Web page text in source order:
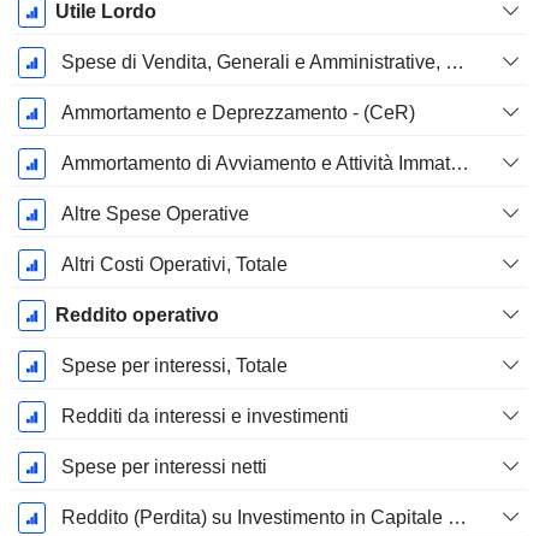
Utile Lordo
Spese di Vendita, Generali e Amministrative, Totale
Ammortamento e Deprezzamento - (CeR)
Ammortamento di Avviamento e Attività Immateriale - (CdR)
Altre Spese Operative
Altri Costi Operativi, Totale
Reddito operativo
Spese per interessi, Totale
Redditi da interessi e investimenti
Spese per interessi netti
Reddito (Perdita) su Investimento in Capitale Proprio.